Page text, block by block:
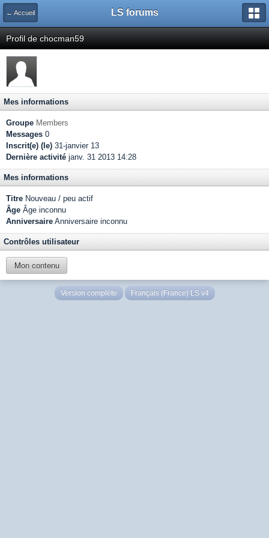
← Accueil LS forums
Profil de chocman59
Mes informations
Groupe Members
Messages 0
Inscrit(e) (le) 31-janvier 13
Dernière activité janv. 31 2013 14:28
Mes informations
Titre Nouveau / peu actif
Âge Âge inconnu
Anniversaire Anniversaire inconnu
Contrôles utilisateur
Mon contenu
Version complète Français (France) LS v4